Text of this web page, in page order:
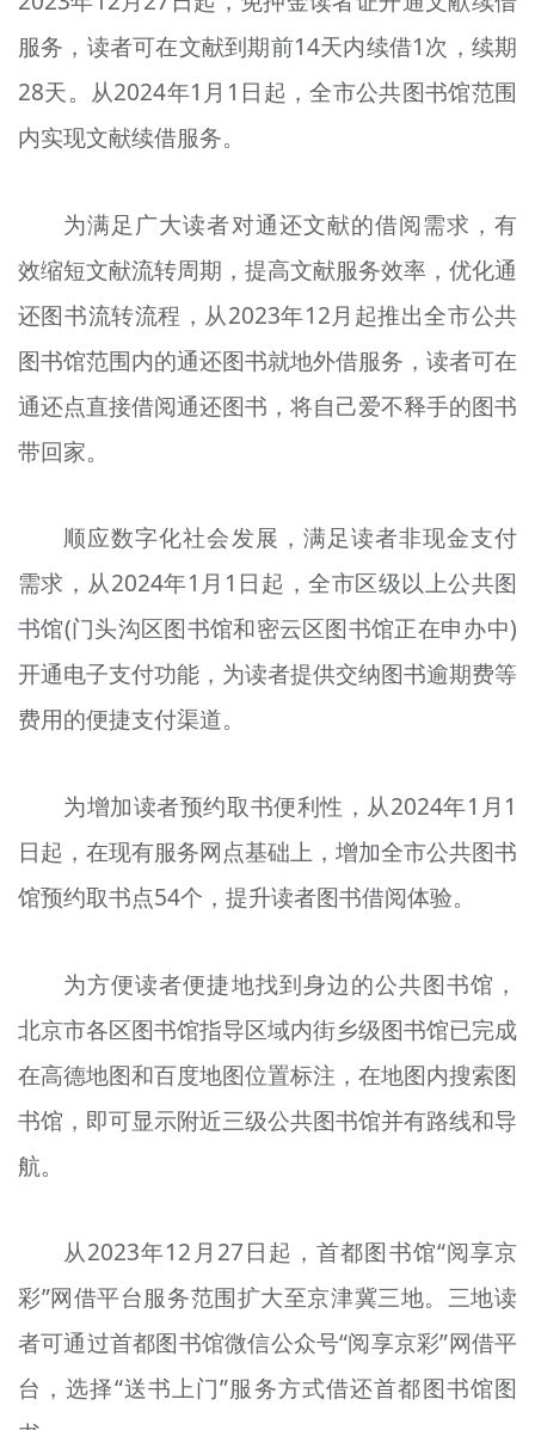
服务，读者可在文献到期前14天内续借1次，续期
28天。从2024年1月1日起，全市公共图书馆范围
内实现文献续借服务。
为满足广大读者对通还文献的借阅需求，有
效缩短文献流转周期，提高文献服务效率，优化通
还图书流转流程，从2023年12月起推出全市公共
图书馆范围内的通还图书就地外借服务，读者可在
通还点直接借阅通还图书，将自己爱不释手的图书
带回家。
顺应数字化社会发展，满足读者非现金支付
需求，从2024年1月1日起，全市区级以上公共图
书馆(门头沟区图书馆和密云区图书馆正在申办中)
开通电子支付功能，为读者提供交纳图书逾期费等
费用的便捷支付渠道。
为增加读者预约取书便利性，从2024年1月1
日起，在现有服务网点基础上，增加全市公共图书
馆预约取书点54个，提升读者图书借阅体验。
为方便读者便捷地找到身边的公共图书馆，
北京市各区图书馆指导区域内街乡级图书馆已完成
在高德地图和百度地图位置标注，在地图内搜索图
书馆，即可显示附近三级公共图书馆并有路线和导
航。
从2023年12月27日起，首都图书馆“阅享京
彩”网借平台服务范围扩大至京津冀三地。三地读
者可通过首都图书馆微信公众号“阅享京彩”网借平
台，选择“送书上门”服务方式借还首都图书馆图